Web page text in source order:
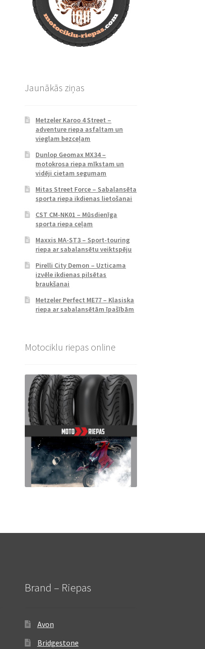
Jaunākās ziņas
Metzeler Karoo 4 Street –
adventure riepa asfaltam un
vieglam bezceļam
Dunlop Geomax MX34 –
motokrosa riepa mīkstam un
vidēji cietam segumam
Mitas Street Force – Sabalansēta
sporta riepa ikdienas lietošanai
CST CM-NK01 – Mūsdienīga
sporta riepa ceļam
Maxxis MA-ST3 – Sport-touring
riepa ar sabalansētu veiktspēju
Pirelli City Demon – Uzticama
izvēle ikdienas pilsētas
braukšanai
Metzeler Perfect ME77 – Klasiska
riepa ar sabalansētām īpašībām
Motociklu riepas online
Brand – Riepas
Avon
Bridgestone